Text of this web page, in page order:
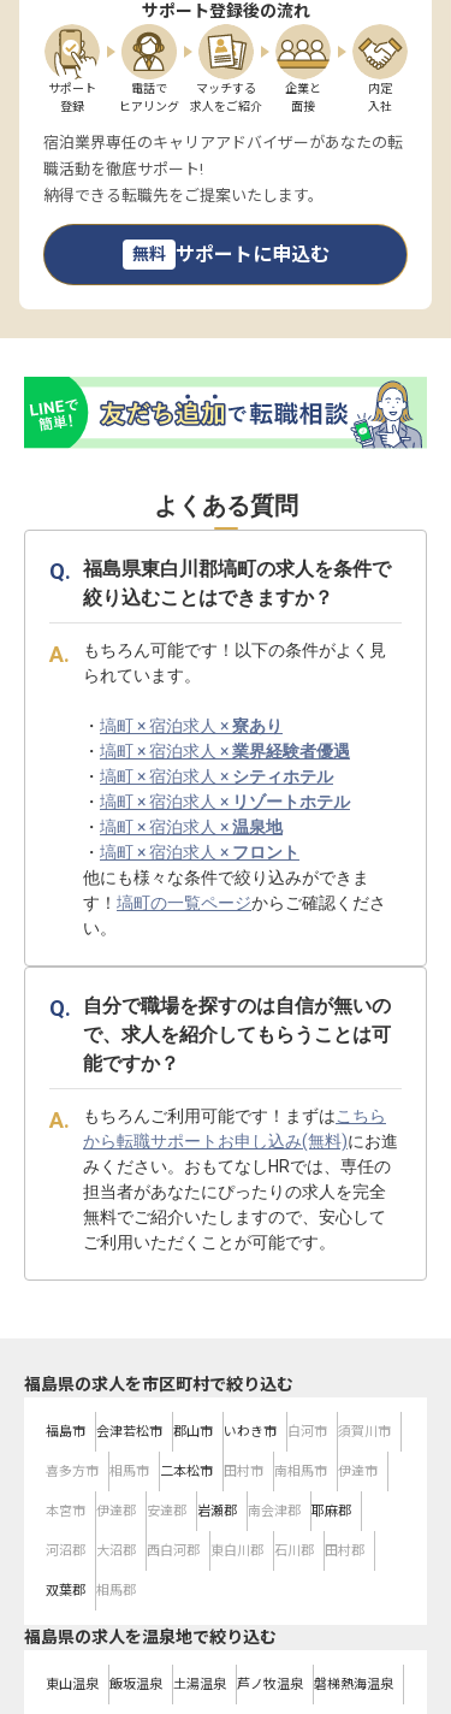
サポート登録後の流れ
サポート
登録
電話で
ヒアリング
マッチする
求人をご紹介
企業と
面接
内定
入社
宿泊業界専任のキャリアアドバイザーがあなたの転
職活動を徹底サポート!
納得できる転職先をご提案いたします。
無料 サポートに申込む
よくある質問
福島県東白川郡塙町の求人を条件で
絞り込むことはできますか？
もちろん可能です！以下の条件がよく見
られています。
・ 塙町 × 宿泊求人 ×寮あり
・ 塙町 × 宿泊求人 ×業界経験者優遇
・ 塙町 × 宿泊求人 × シティホテル
・ 塙町 × 宿泊求人 × リゾートホテル
・ 塙町 × 宿泊求人 ×温泉地
・ 塙町 × 宿泊求人 × フロント
他にも様々な条件で絞り込みができま
す！ 塙町の一覧ページからご確認くださ
い。
自分で職場を探すのは自信が無いの
で、求人を紹介してもらうことは可
能ですか？
もちろんご利用可能です！まずはこちら
から転職サポートお申し込み(無料)にお進
みください。おもてなしHRでは、専任の
担当者があなたにぴったりの求人を完全
無料でご紹介いたしますので、安心して
ご利用いただくことが可能です。
福島県の求人を市区町村で絞り込む
福島市 会津若松市 郡山市 いわき市 白河市 須賀川市
喜多方市 相馬市 二本松市 田村市 南相馬市 伊達市
本宮市 伊達郡 安達郡 岩瀬郡 南会津郡 耶麻郡
河沼郡 大沼郡 西白河郡 東白川郡 石川郡 田村郡
双葉郡 相馬郡
福島県の求人を温泉地で絞り込む
東山温泉 飯坂温泉 土湯温泉 芦ノ牧温泉 磐梯熱海温泉